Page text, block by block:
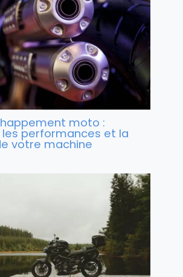
moto :
performances et la
votre machine